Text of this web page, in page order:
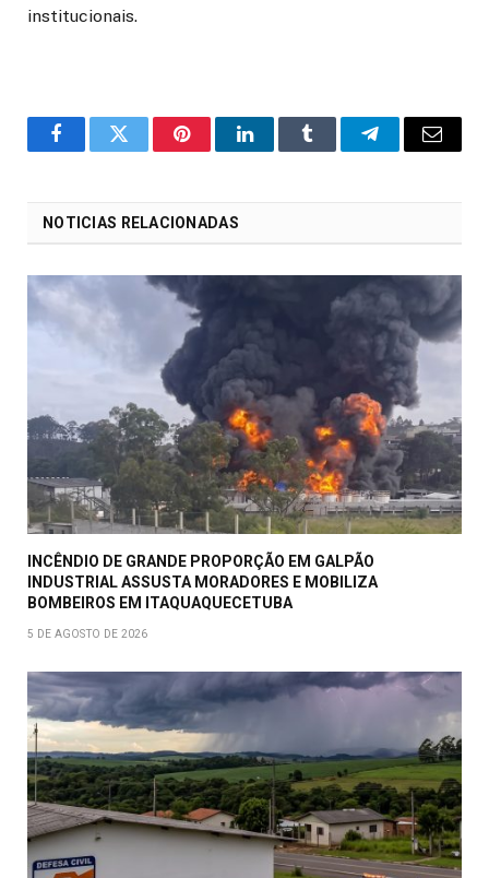
institucionais.
o
Twitter PinterestLinkedInTumblr Telegrama
E-
NOTICIAS RELACIONADAS
INCÊNDIO DE GRANDE PROPORÇÃO EM GALPÃO
INDUSTRIAL ASSUSTA MORADORES E MOBILIZA
BOMBEIROS EM ITAQUAQUECETUBA
5 DE AGOSTO DE 2026